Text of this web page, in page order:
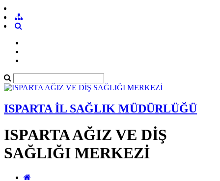
ISPARTA İL SAĞLIK MÜDÜRLÜĞÜ
ISPARTA AĞIZ VE DİŞ
SAĞLIĞI MERKEZİ